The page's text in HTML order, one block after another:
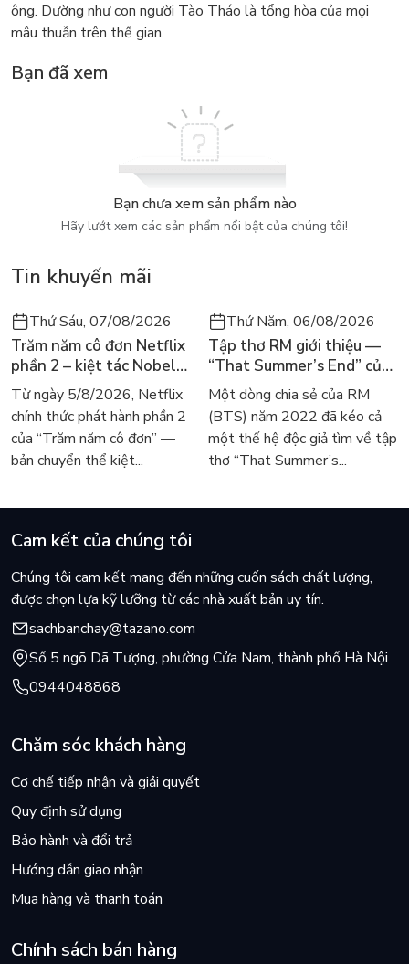
ông. Dường như con người Tào Tháo là tổng hòa của mọi
mâu thuẫn trên thế gian.
Bạn đã xem
Bạn chưa xem sản phẩm nào
Hãy lướt xem các sản phẩm nổi bật của chúng tôi!
Tin khuyến mãi
Thứ Sáu, 07/08/2026
Trăm năm cô đơn Netflix
phần 2 – kiệt tác Nobel
trở lại màn ảnh, dòng
người tìm đọc lại García
Márquez
Từ ngày 5/8/2026, Netflix
chính thức phát hành phần 2
của “Trăm năm cô đơn” —
bản chuyển thể kiệt...
Thứ Năm, 06/08/2026
Tập thơ RM giới thiệu —
“That Summer’s End” của
Lee Seong-bok ra mắt bản
tiếng Anh sau 4 năm gây
sốt
Một dòng chia sẻ của RM
(BTS) năm 2022 đã kéo cả
một thế hệ độc giả tìm về tập
thơ “That Summer’s...
Cam kết của chúng tôi
Chúng tôi cam kết mang đến những cuốn sách chất lượng,
được chọn lựa kỹ lưỡng từ các nhà xuất bản uy tín.
sachbanchay@tazano.com
Số 5 ngõ Dã Tượng, phường Cửa Nam, thành phố Hà Nội
0944048868
Chăm sóc khách hàng
Cơ chế tiếp nhận và giải quyết
Quy định sử dụng
Bảo hành và đổi trả
Hướng dẫn giao nhận
Mua hàng và thanh toán
Chính sách bán hàng